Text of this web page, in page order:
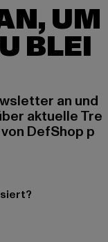
UM
BLEI
an und
aktuelle Tre
DefShop p